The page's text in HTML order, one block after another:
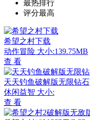
最热排行
评分最高
希望之村下载
动作冒险 大小:139.75MB
查 看
天天钓鱼破解版无限钻石
休闲益智 大小:
查 看